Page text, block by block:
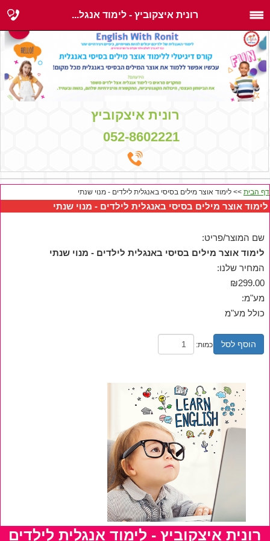
רונית איצקוביץ - לימוד אנגל...
רונית איצקוביץ
052-8602221
דף הבית >> לימוד אוצר מילים בסיסי באנגלית לילדים - מנוי שנתי
לימוד אוצר מילים בסיסי באנגלית לילדים - מנוי שנתי
שם המוצר/פריט:
לימוד אוצר מילים בסיסי באנגלית לילדים - מנוי שנתי
המחיר שלנו:
₪299.00
מע"מ:
כולל מע"מ
הוסף לסל כמות:
רונית איצקוביץ - לימוד אנגלית לילדים